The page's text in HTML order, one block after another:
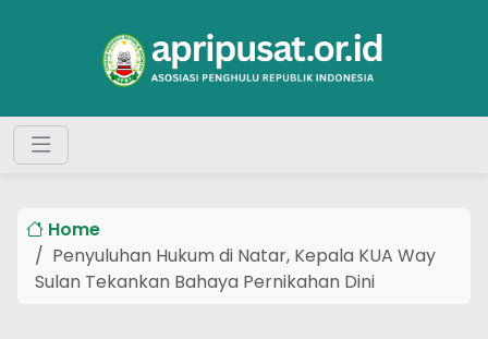
Home
Penyuluhan Hukum di Natar, Kepala KUA Way
Sulan Tekankan Bahaya Pernikahan Dini